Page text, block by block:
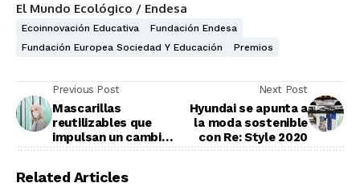
El Mundo Ecológico / Endesa
Ecoinnovación Educativa
Fundación Endesa
Fundación Europea Sociedad Y Educación
Premios
Previous Post
Mascarillas
reutilizables que
impulsan un cambio
Next Post
Hyundai se apunta a
la moda sostenible
con Re: Style 2020
Related Articles